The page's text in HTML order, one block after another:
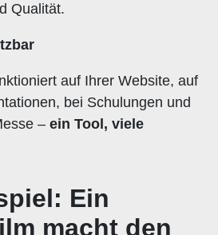
Qualität.
auf Ihrer Website, auf
bei Schulungen und
– ein Tool, viele
Ein
macht den